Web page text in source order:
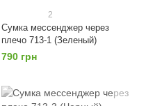
2
Сумка мессенджер через
плечо 713-1 (Зеленый)
790 грн